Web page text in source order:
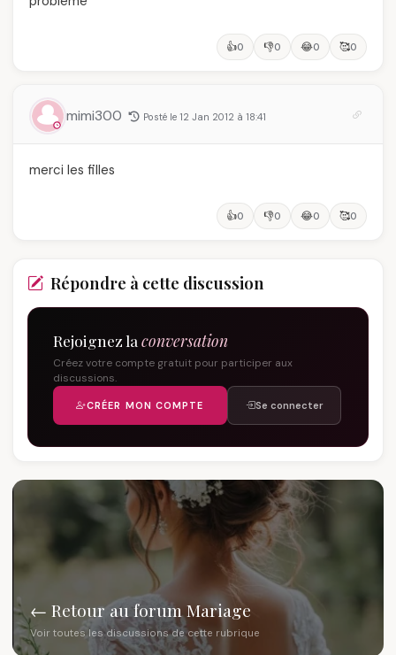
👍0 👎0 😂0 🥰0
mimi300 Posté le 12 Jan 2012 à 18:41
merci les filles
👍0 👎0 😂0 🥰0
Répondre à cette discussion
Rejoignez la conversation
Créez votre compte gratuit pour participer aux
discussions.
CRÉER MON COMPTE Se connecter
← Retour au forum Mariage
Voir toutes les discussions de cette rubrique